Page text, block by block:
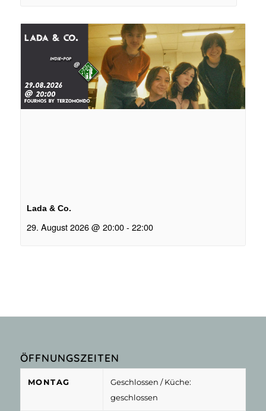
Lada & Co.
29. August 2026 @ 20:00 - 22:00
ÖFFNUNGSZEITEN
MONTAG Geschlossen / Küche:
geschlossen